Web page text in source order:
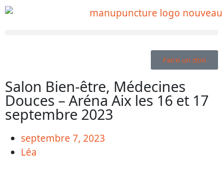
Faire un don
Salon Bien-être, Médecines
Douces – Aréna Aix les 16 et 17
septembre 2023
septembre 7, 2023
Léa